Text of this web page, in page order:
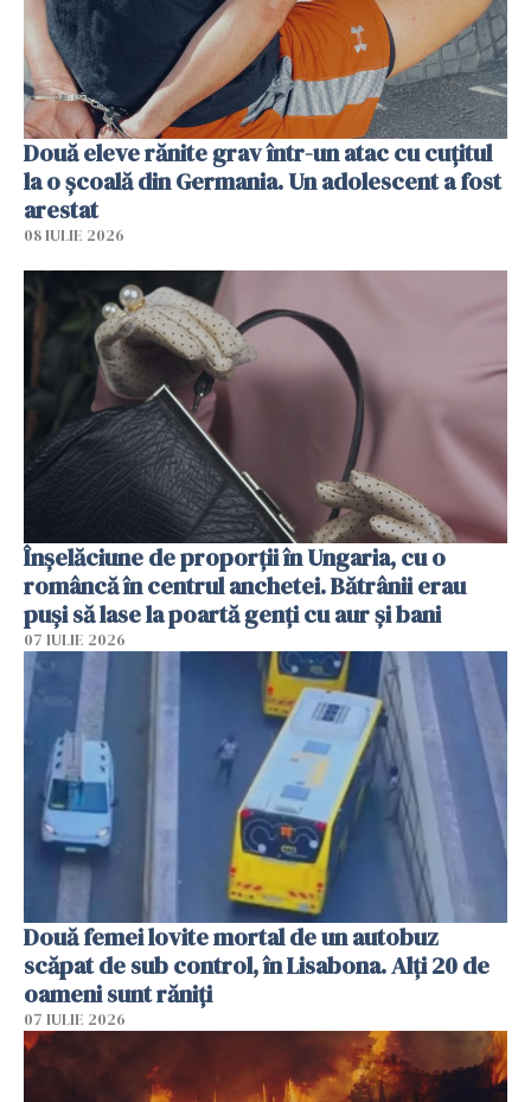
Două eleve rănite grav într-un atac cu cuțitul
la o școală din Germania. Un adolescent a fost
arestat
08 IULIE 2026
Înșelăciune de proporții în Ungaria, cu o
româncă în centrul anchetei. Bătrânii erau
puși să lase la poartă genți cu aur și bani
07 IULIE 2026
Două femei lovite mortal de un autobuz
scăpat de sub control, în Lisabona. Alți 20 de
oameni sunt răniți
07 IULIE 2026